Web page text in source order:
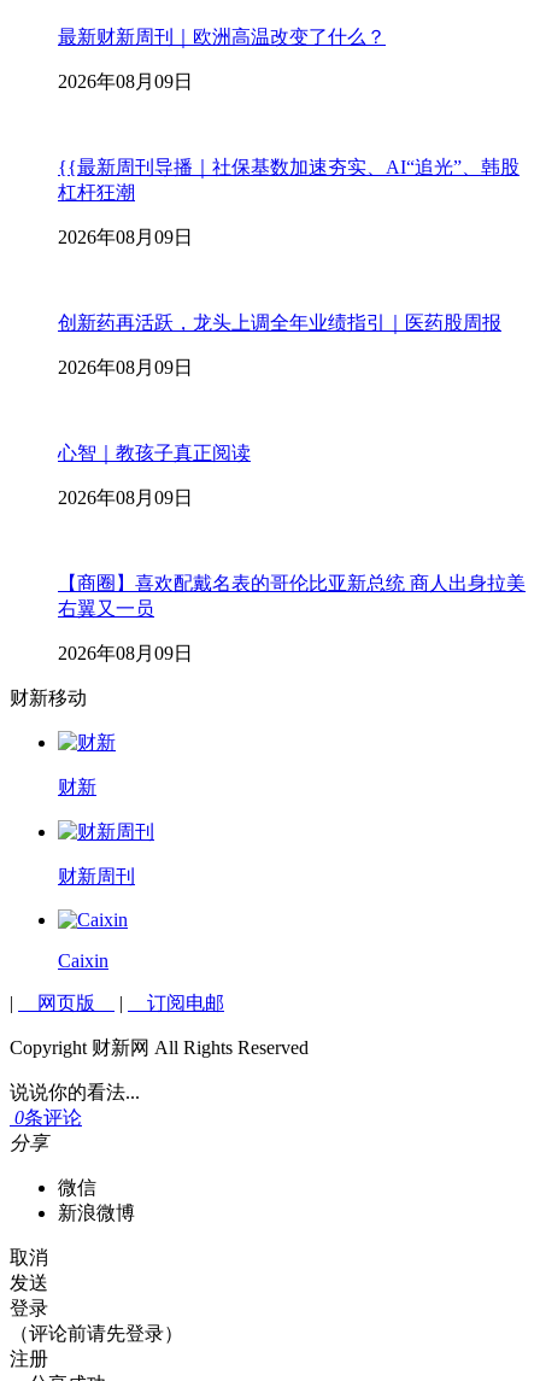
最新财新周刊｜欧洲高温改变了什么？
2026年08月09日
{{最新周刊导播｜社保基数加速夯实、AI“追光”、韩股
杠杆狂潮
2026年08月09日
创新药再活跃，龙头上调全年业绩指引｜医药股周报
2026年08月09日
心智｜教孩子真正阅读
2026年08月09日
【商圈】喜欢配戴名表的哥伦比亚新总统 商人出身拉美
右翼又一员
2026年08月09日
财新移动
财新
财新周刊
Caixin
| 网页版 | 订阅电邮
Copyright 财新网 All Rights Reserved
说说你的看法...
0条评论
分享
微信
新浪微博
取消
发送
登录
（评论前请先登录）
注册